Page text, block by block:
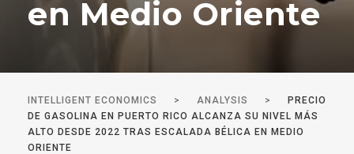
en Medio Oriente
INTELLIGENT ECONOMICS > ANALYSIS >
PRECIO
DE GASOLINA EN PUERTO RICO ALCANZA SU NIVEL MÁS
ALTO DESDE 2022 TRAS ESCALADA BÉLICA EN MEDIO
ORIENTE